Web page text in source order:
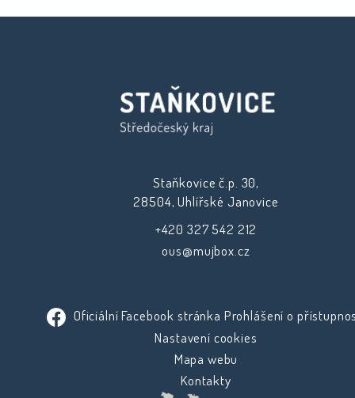
Staňkovice č.p. 30,
28504, Uhlířské Janovice
+420 327 542 212
ous@mujbox.cz
Oficiální Facebook stránka Prohlášení o
Nastavení cookies
Mapa webu
Kontakty